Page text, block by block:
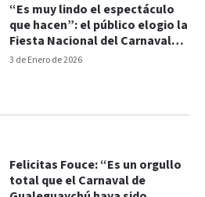
3 de Enero de 2026
“Es muy lindo el espectáculo
que hacen”: el público elogio la
Fiesta Nacional del Carnaval
del País
Felicitas Fouce: “Es un orgullo
total que el Carnaval de